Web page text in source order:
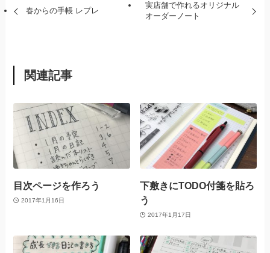
春からの手帳 レプレ
実店舗で作れるオリジナル
オーダーノート
関連記事
目次ページを作ろう
2017年1月16日
下敷きにTODO付箋を貼ろ
う
2017年1月17日